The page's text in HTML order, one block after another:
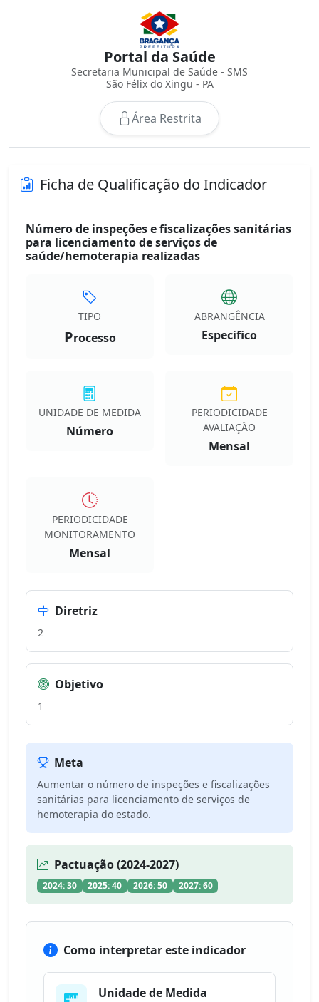
Portal da Saúde
Secretaria Municipal de Saúde - SMS
São Félix do Xingu - PA
Área Restrita
Ficha de Qualificação do Indicador
Número de inspeções e fiscalizações sanitárias
para licenciamento de serviços de
saúde/hemoterapia realizadas
TIPO
Processo
ABRANGÊNCIA
Especifico
UNIDADE DE MEDIDA
Número
PERIODICIDADE
AVALIAÇÃO
Mensal
PERIODICIDADE
MONITORAMENTO
Mensal
Diretriz
2
Objetivo
1
Meta
Aumentar o número de inspeções e fiscalizações
sanitárias para licenciamento de serviços de
hemoterapia do estado.
Pactuação (2024-2027)
2024: 30 2025: 40 2026: 50 2027: 60
Como interpretar este indicador
Unidade de Medida